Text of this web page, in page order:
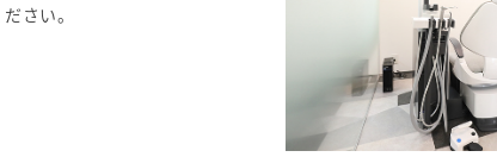
さい。